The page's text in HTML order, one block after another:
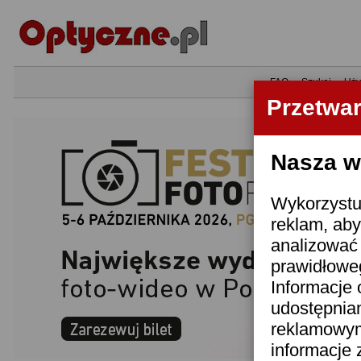
Nasza
reklam,
Informacje
informacje
•FAQ•Szukaj•